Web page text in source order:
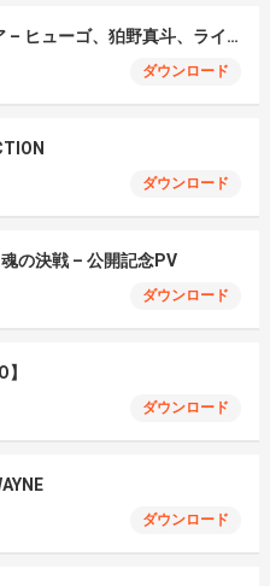
モエチャッカファイア – ヒューゴ、狛野真斗、ライト、セヴェリアン (Cover )
ダウンロード
ダウンロード
の決戦 – 公開記念PV
ダウンロード
ダウンロード
ダウンロード